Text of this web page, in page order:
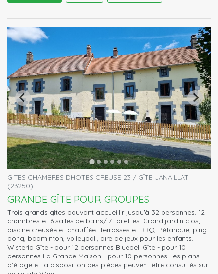
GITES CHAMBRES DHOTES CREUSE 23 / GÎTE JANAILLAT
(23250)
GRANDE GÎTE POUR GROUPES
Trois grands gîtes pouvant accueillir jusqu'à 32 personnes. 12
chambres et 6 salles de bains/ 7 toilettes. Grand jardin clos,
piscine creusée et chauffée. Terrasses et BBQ. Pétanque, ping-
pong, badminton, volleyball, aire de jeux pour les enfants.
Wisteria Gîte - pour 12 personnes Bluebell Gîte - pour 10
personnes La Grande Maison - pour 10 personnes Les plans
d'étage et la disposition des pièces peuvent être consultés sur